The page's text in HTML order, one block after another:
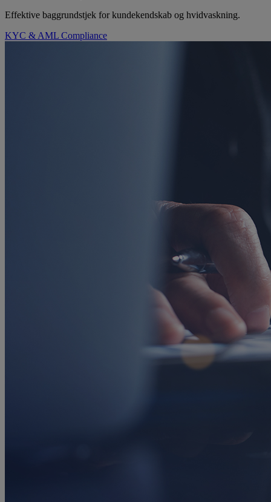
Effektive baggrundstjek for kundekendskab og hvidvaskning.
KYC & AML Compliance